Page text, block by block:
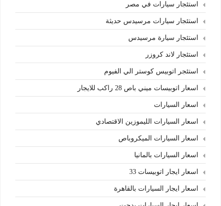
استئجار سيارات في مصر
استئجار سيارات مرسيدس حديثة
استئجار سيارة مرسيدس
استئجار لاند كروزر
استئجر اتوبيس كوستر الي الفيوم
اسعار اتوبيسات ميني باص 28 راكب للايجار
اسعار السيارات
اسعار السيارات الليموزين الاقتصادي
اسعار السيارات الميكروباص
اسعار السيارات بالمانيا
اسعار ايجار اتوبيسات 33
اسعار ايجار السيارات بالقاهرة